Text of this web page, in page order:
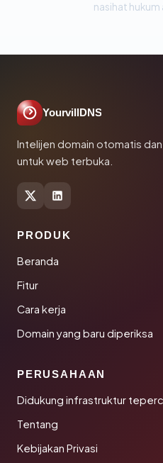
nasihat hukum
YourvillDNS
Intelijen domain otomatis
untuk web terbuka.
PRODUK
Beranda
Fitur
Cara kerja
Domain yang baru diperiksa
PERUSAHAAN
Didukung infrastruktur
Tentang
Kebijakan Privasi